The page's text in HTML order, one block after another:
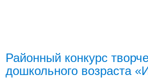
Районный конкурс
дошкольного возраста